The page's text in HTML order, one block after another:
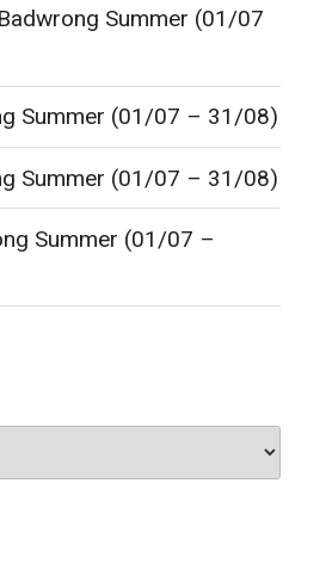
Badwrong Summer (01/07
Summer (01/07 – 31/08)
Summer (01/07 – 31/08)
Summer (01/07 –